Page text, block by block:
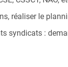
réaliser le
syndicats :